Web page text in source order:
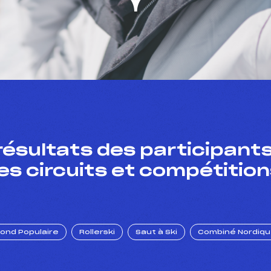
des participants
circuits et
Populaire Rollerski Saut à Ski Combiné